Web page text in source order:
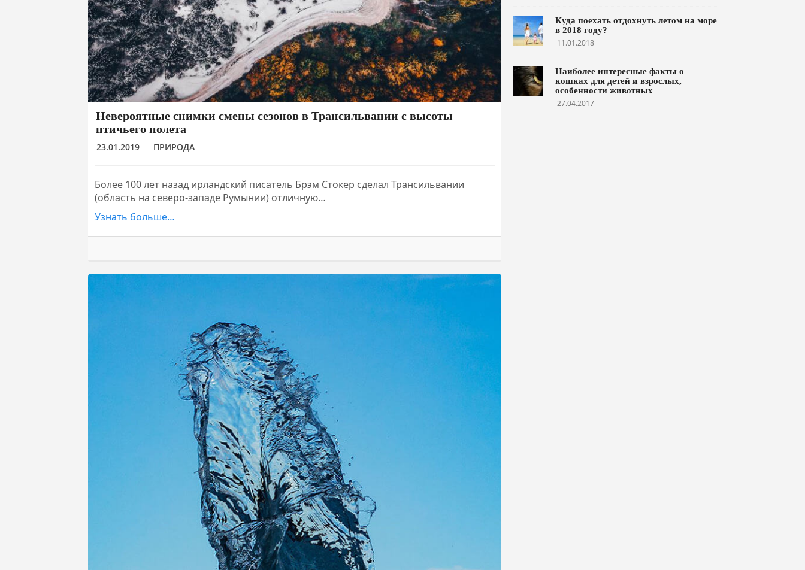
Невероятные снимки смены сезонов в Трансильвании с высоты
птичьего полета
23.01.2019 ПРИРОДА
Более 100 лет назад ирландский писатель Брэм Стокер сделал Трансильвании
(область на северо-западе Румынии) отличную…
Узнать больше…
Куда поехать отдохнуть летом на море
в 2018 году?
11.01.2018
Наиболее интересные факты о
кошках для детей и взрослых,
особенности животных
27.04.2017